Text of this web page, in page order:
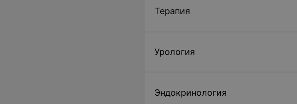
Терапия
Урология
Эндокринология